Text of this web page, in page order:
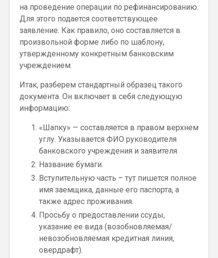
на проведение операции по рефинансированию.
Для этого подается соответствующее
заявление. Как правило, оно составляется в
произвольной форме либо по шаблону,
утвержденному конкретным банковским
учреждением.
Итак, разберем стандартный образец такого
документа. Он включает в себя следующую
информацию:
«Шапку» — составляется в правом верхнем
углу. Указывается ФИО руководителя
банковского учреждения и заявителя.
Название бумаги.
Вступительную часть – тут пишется полное
имя заемщика, данные его паспорта, а
также адрес проживания.
Просьбу о предоставлении ссуды,
указание ее вида (возобновляемая/
невозобновляемая кредитная линия,
овердрафт).